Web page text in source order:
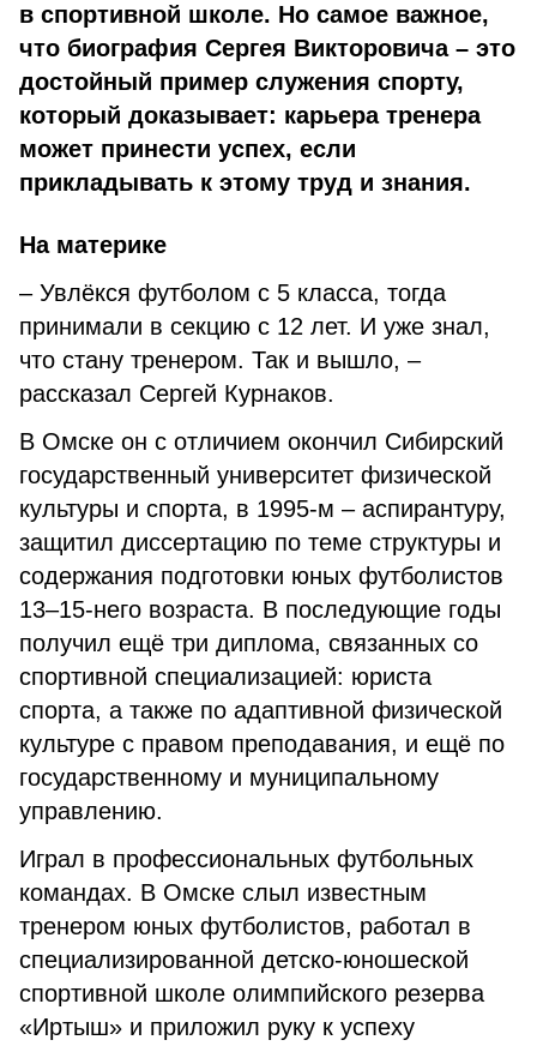
в спортивной школе. Но самое важное,
что биография Сергея Викторовича – это
достойный пример служения спорту,
который доказывает: карьера тренера
может принести успех, если
прикладывать к этому труд и знания.
На материке
– Увлёкся футболом с 5 класса, тогда
принимали в секцию с 12 лет. И уже знал,
что стану тренером. Так и вышло, –
рассказал Сергей Курнаков.
В Омске он с отличием окончил Сибирский
государственный университет физической
культуры и спорта, в 1995-м – аспирантуру,
защитил диссертацию по теме структуры и
содержания подготовки юных футболистов
13–15-него возраста. В последующие годы
получил ещё три диплома, связанных со
спортивной специализацией: юриста
спорта, а также по адаптивной физической
культуре с правом преподавания, и ещё по
государственному и муниципальному
управлению.
Играл в профессиональных футбольных
командах. В Омске слыл известным
тренером юных футболистов, работал в
специализированной детско-юношеской
спортивной школе олимпийского резерва
«Иртыш» и приложил руку к успеху